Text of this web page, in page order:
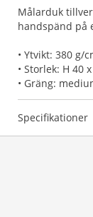
Målarduk
handspänd på
• Ytvikt: 380 g/
• Storlek: H 40
• Gräng:
Specifikationer